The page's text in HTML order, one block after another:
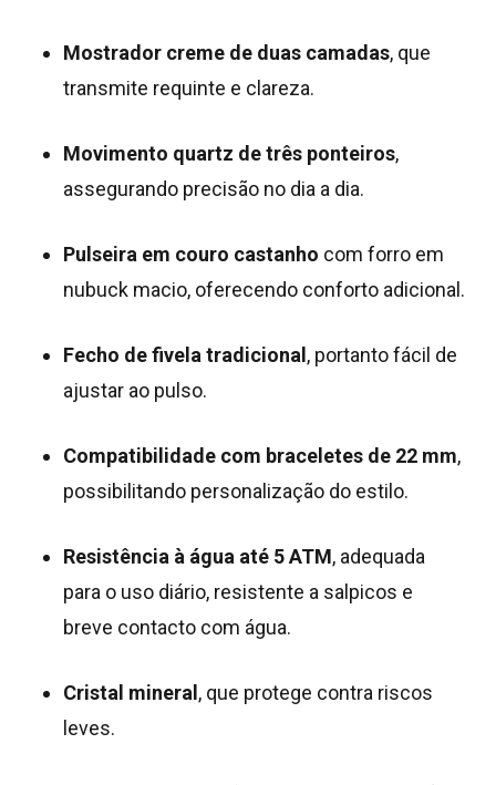
Mostrador creme de duas camadas, que
transmite requinte e clareza.
Movimento quartz de três ponteiros,
assegurando precisão no dia a dia.
Pulseira em couro castanho com forro em
nubuck macio, oferecendo conforto adicional.
Fecho de fivela tradicional , portanto fácil de
ajustar ao pulso.
Compatibilidade com braceletes de 22 mm,
possibilitando personalização do estilo.
Resistência à água até 5 ATM, adequada
para o uso diário, resistente a salpicos e
breve contacto com água.
Cristal mineral , que protege contra riscos
leves.